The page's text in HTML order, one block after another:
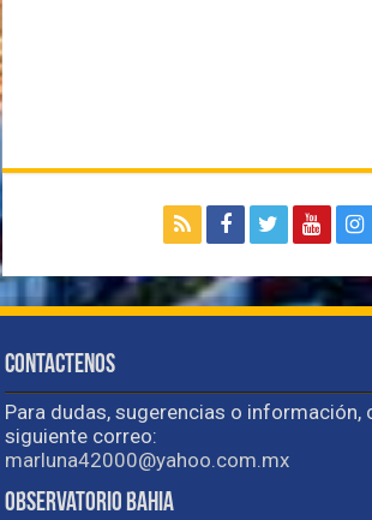
Contactenos
Para dudas, sugerencias o información,
siguiente correo:
marluna42000@yahoo.com.mx
Observatorio Bahia